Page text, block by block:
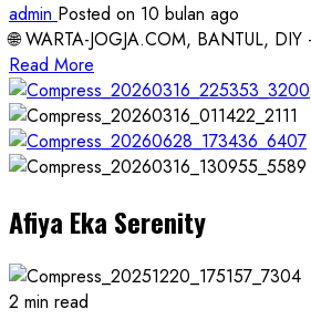
admin Posted on 10 bulan ago
🌐 WARTA-JOGJA.COM, BANTUL,
Read More
more
about
Spirit
Hari
Ketum
MMQ
PAI
Indonesia,
Afiya Eka Serenity
2 min read